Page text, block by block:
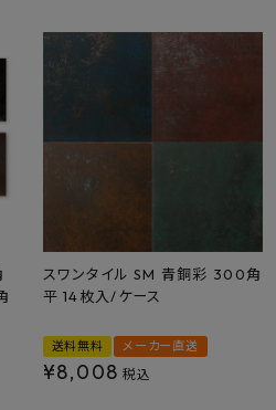
スワンタイル SM 青銅彩 300角
平 14枚入/ケース
送料無料 メーカー直送
¥8,008 税込